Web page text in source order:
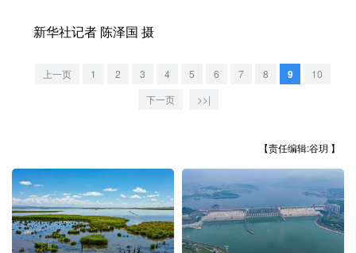
山东 河南 湖北 湖南
西藏
陕西 甘肃 青海 宁夏
新疆 内蒙古 黑龙江
新华社记者 陈泽国 摄
上一页 1 2 3 4 5 6 7 8 9
10
下一页
>>|
【责任编辑:谷玥 】